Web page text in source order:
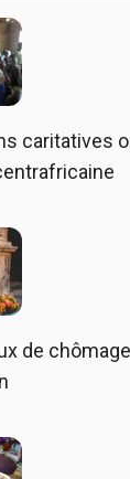
caritatives
de